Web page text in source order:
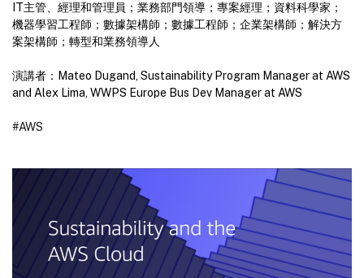
IT主管、經理和管理員；業務部門領導；專案經理；資料科學家；
機器學習工程師；數據架構師；數據工程師；企業架構師；解決方
案架構師；轉型和業務領導人
演講者：Mateo Dugand, Sustainability Program Manager at AWS
and Alex Lima, WWPS Europe Bus Dev Manager at AWS
#AWS